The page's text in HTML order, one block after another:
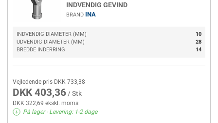
INDVENDIG GEVIND
BRAND INA
INDVENDIG DIAMETER (MM)
10
UDVENDIG DIAMETER (MM)
28
BREDDE INDERRING
14
Vejledende pris DKK 733,38
DKK 403,36 / Stk
DKK 322,69 ekskl. moms
På lager- Levering: 1-2 dage